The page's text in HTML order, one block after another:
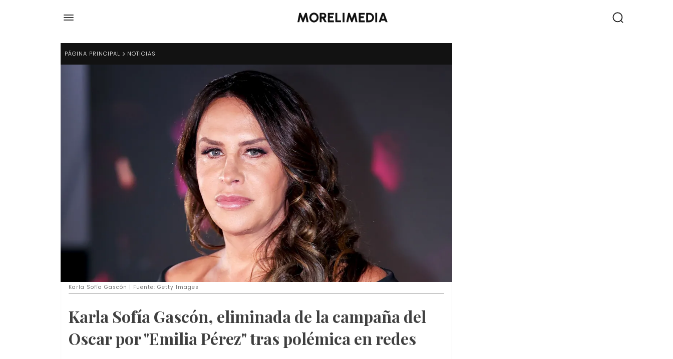
PÁGINA PRINCIPAL NOTICIAS
Karla Sofía Gascón | Fuente: Getty Images
Karla Sofía Gascón, eliminada de la campaña del
Oscar por "Emilia Pérez" tras polémica en redes